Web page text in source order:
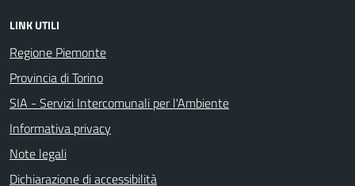
LINK UTILI
Regione Piemonte
Provincia di Torino
SIA - Servizi Intercomunali per l'Ambiente
Informativa privacy
Note legali
Dichiarazione di accessibilità